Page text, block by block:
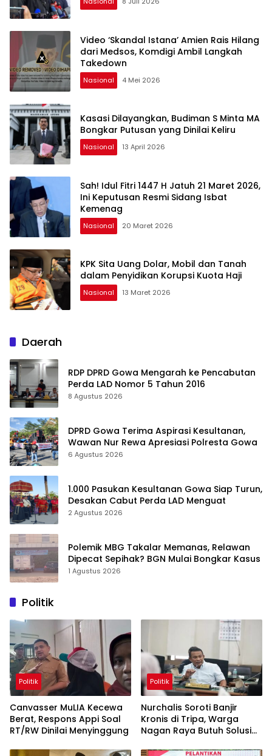
Video ‘Skandal Istana’ Amien Rais Hilang
dari Medsos, Komdigi Ambil Langkah
Takedown
Nasional 4 Mei 2026
Kasasi Dilayangkan, Budiman S Minta MA
Bongkar Putusan yang Dinilai Keliru
Nasional 13 April 2026
Sah! Idul Fitri 1447 H Jatuh 21 Maret 2026,
Ini Keputusan Resmi Sidang Isbat
Kemenag
Nasional 20 Maret 2026
KPK Sita Uang Dolar, Mobil dan Tanah
dalam Penyidikan Korupsi Kuota Haji
Nasional 13 Maret 2026
Daerah
RDP DPRD Gowa Mengarah ke Pencabutan
Perda LAD Nomor 5 Tahun 2016
8 Agustus 2026
DPRD Gowa Terima Aspirasi Kesultanan,
Wawan Nur Rewa Apresiasi Polresta Gowa
6 Agustus 2026
1.000 Pasukan Kesultanan Gowa Siap Turun,
Desakan Cabut Perda LAD Menguat
2 Agustus 2026
Polemik MBG Takalar Memanas, Relawan
Dipecat Sepihak? BGN Mulai Bongkar Kasus
1 Agustus 2026
Politik
Politik
Canvasser MuLIA Kecewa
Berat, Respons Appi Soal
RT/RW Dinilai Menyinggung
Politik
Nurchalis Soroti Banjir
Kronis di Tripa, Warga
Nagan Raya Butuh Solusi